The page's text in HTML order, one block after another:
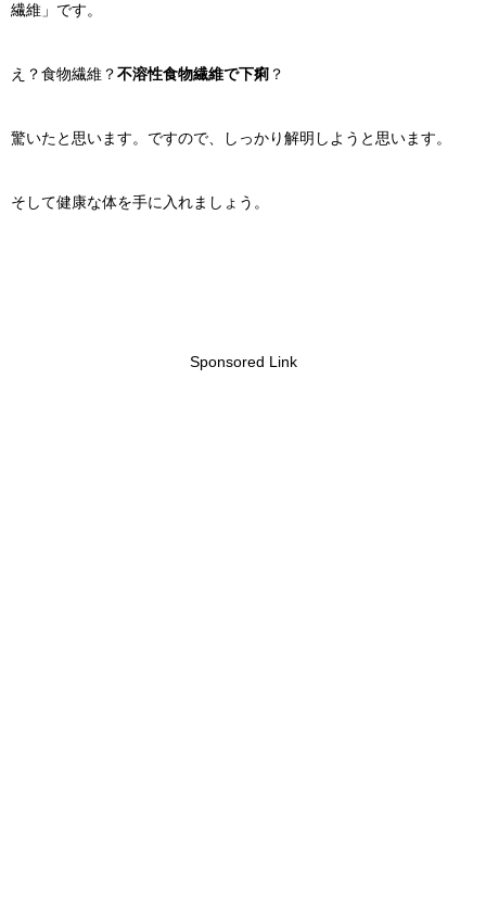
繊維」です。
え？食物繊維？不溶性食物繊維で下痢 ？
驚いたと思います。ですので、しっかり解明しようと思います。
そして健康な体を手に入れましょう。
Sponsored Link